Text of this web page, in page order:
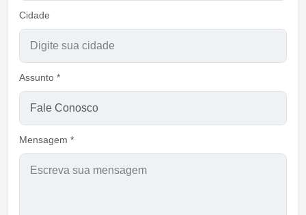
Cidade
Assunto *
Mensagem *